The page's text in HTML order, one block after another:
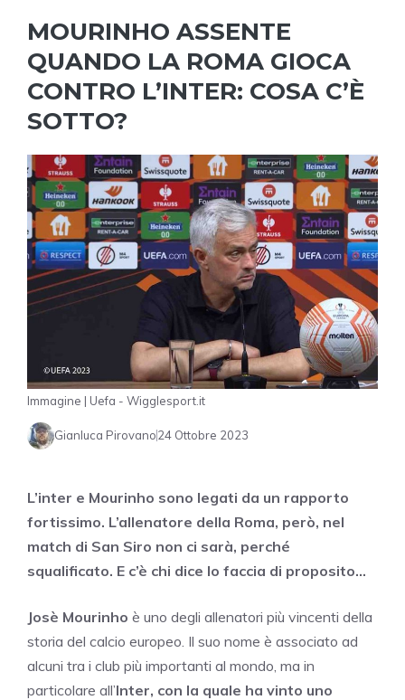
MOURINHO ASSENTE
QUANDO LA ROMA GIOCA
CONTRO L’INTER: COSA C’È
SOTTO?
Immagine | Uefa - Wigglesport.it
Gianluca Pirovano24 Ottobre 2023
L’inter e Mourinho sono legati da un rapporto
fortissimo. L’allenatore della Roma, però, nel
match di San Siro non ci sarà, perché
squalificato. E c’è chi dice lo faccia di proposito…
Josè Mourinho è uno degli allenatori più vincenti della
storia del calcio europeo. Il suo nome è associato ad
alcuni tra i club più importanti al mondo, ma in
particolare all’Inter, con la quale ha vinto uno